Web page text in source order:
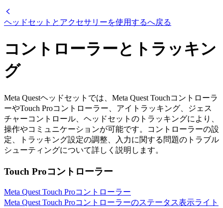
ヘッドセットとアクセサリーを使用するへ戻る
コントローラーとトラッキン
グ
Meta Questヘッドセットでは、Meta Quest Touchコントローラ
ーやTouch Proコントローラー、アイトラッキング、ジェス
チャーコントロール、ヘッドセットのトラッキングにより、
操作やコミュニケーションが可能です。コントローラーの設
定、トラッキング設定の調整、入力に関する問題のトラブル
シューティングについて詳しく説明します。
Touch Proコントローラー
Meta Quest Touch Proコントローラー
Meta Quest Touch Proコントローラーのステータス表示ライト